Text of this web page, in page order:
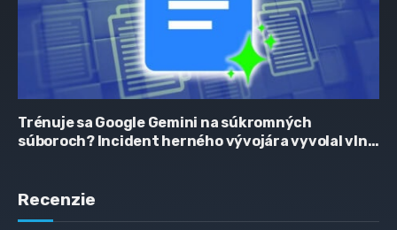
Trénuje sa Google Gemini na súkromných
súboroch? Incident herného vývojára vyvolal vlnu
Recenzie